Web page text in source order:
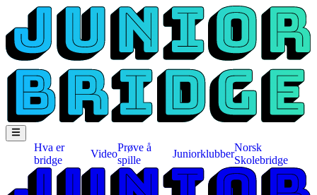
Hva er
bridge
Video
Prøve å
spille
Juniorklubber
Norsk
Skolebridge